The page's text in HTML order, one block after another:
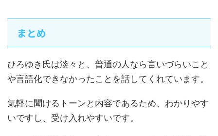
まとめ
ひろゆき氏は淡々と、普通の人なら言いづらいこと
や言語化できなかったことを話してくれています。
気軽に聞けるトーンと内容であるため、わかりやす
いですし、受け入れやすいです。